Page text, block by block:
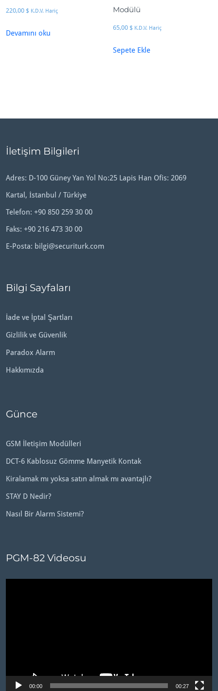
220,00 $ K.D.V. Hariç
Devamını oku
Modülü
65,00 $ K.D.V. Hariç
Sepete Ekle
İletişim Bilgileri
Adres: D-100 Güney Yan Yol No:25 Lapis Han Ofis: 2069
Kartal, İstanbul / Türkiye
Telefon: +90 850 259 30 00
Faks: +90 216 473 30 00
E-Posta: bilgi@securiturk.com
Bilgi Sayfaları
İade ve İptal Şartları
Gizlilik ve Güvenlik
Paradox Alarm
Hakkımızda
Günce
GSM İletişim Modülleri
DCT-6 Kablosuz Gömme Manyetik Kontak
Kiralamak mı yoksa satın almak mı avantajlı?
STAY D Nedir?
Nasıl Bir Alarm Sistemi?
PGM-82 Videosu
00:00 00:27